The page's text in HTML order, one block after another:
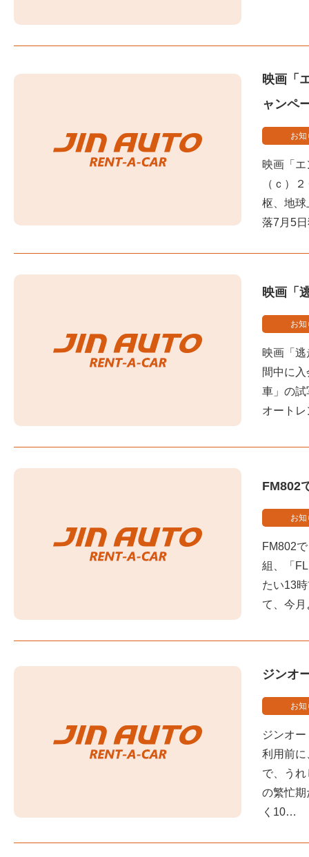
映画「
ャンペ
お知
映画「
（ｃ）
枢、地
落7月5
映画「
お知
映画「
間中に
車」の試
オート
FM802
お知
FM802
組、「
たい13
て、今
ジンオ
お知
ジンオ
利用前
で、う
の繁忙期
く10…